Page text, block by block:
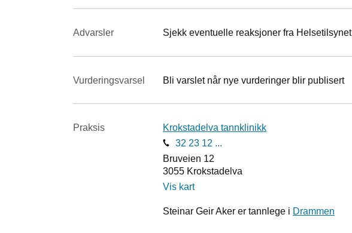
Advarsler Sjekk eventuelle reaksjoner fra Helsetilsynet
Vurderings­varsel Bli varslet når nye vurderinger blir publisert
Praksis
Krokstadelva tannklinikk
32 23 12 ...
Bruveien 12
3055 Krokstadelva
Vis kart
Steinar Geir Aker er tannlege i Drammen